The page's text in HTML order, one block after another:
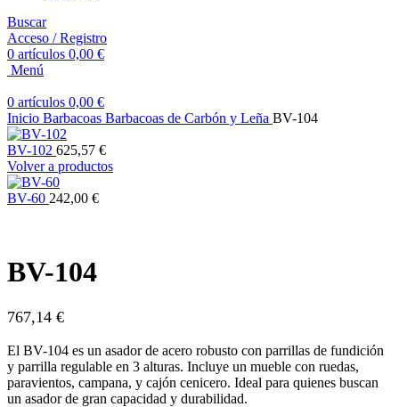
Buscar
Acceso / Registro
0 artículos 0,00 €
Menú
0 artículos 0,00 €
Inicio Barbacoas Barbacoas de Carbón y Leña BV-104
BV-102 625,57 €
Volver a productos
BV-60 242,00 €
BV-104
767,14 €
El BV-104 es un asador de acero robusto con parrillas de fundición
y parrilla regulable en 3 alturas. Incluye un mueble con ruedas,
paravientos, campana, y cajón cenicero. Ideal para quienes buscan
un asador de gran capacidad y durabilidad.